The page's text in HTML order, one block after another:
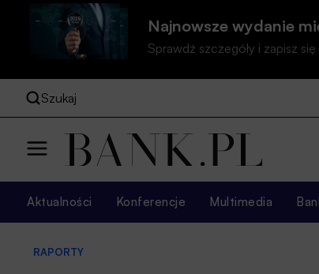
Najnowsze wydanie
Sprawdź szczegóły i zapisz
Szukaj
Aktualności Konferencje Multimedia
RAPORTY